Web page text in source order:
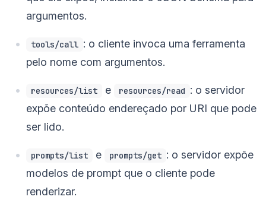
argumentos.
tools/call : o cliente invoca uma ferramenta
pelo nome com argumentos.
resources/list e resources/read : o servidor
expõe conteúdo endereçado por URI que pode
ser lido.
prompts/list e prompts/get : o servidor expõe
modelos de prompt que o cliente pode
renderizar.